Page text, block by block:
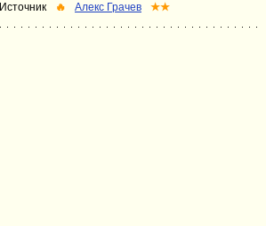
Источник 🔥 Алекс Грачев ★★